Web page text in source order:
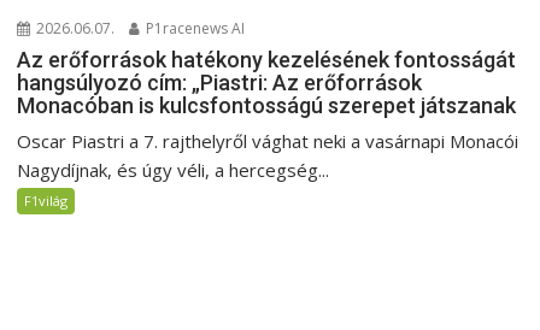
2026.06.07. P1racenews AI
Az erőforrások hatékony kezelésének fontosságát
hangsúlyozó cím: „Piastri: Az erőforrások
Monacóban is kulcsfontosságú szerepet játszanak
Oscar Piastri a 7. rajthelyről vághat neki a vasárnapi Monacói
Nagydíjnak, és úgy véli, a hercegség...
F1világ